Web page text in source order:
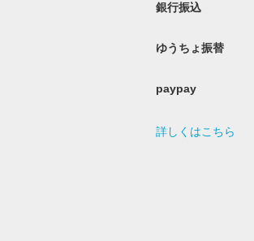
銀行振込
ゆうちょ振替
paypay
詳しくはこちら